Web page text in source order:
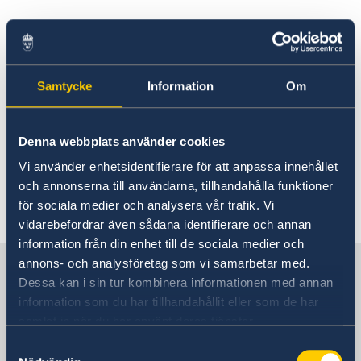
Samtycke Information Om
Denna webbplats använder cookies
Vi använder enhetsidentifierare för att anpassa innehållet
och annonserna till användarna, tillhandahålla funktioner
för sociala medier och analysera vår trafik. Vi
vidarebefordrar även sådana identifierare och annan
information från din enhet till de sociala medier och
annons- och analysföretag som vi samarbetar med.
Dessa kan i sin tur kombinera informationen med annan
information som du har tillhandahållit eller som de har
Regeringens utrikesdeklaration för
2021 presenterad
02 okt. 2020
Sveriges statsminister
uppmärksammar 25 års jubileet av
Pekingplattformen
1 2 3 »
Sverige i Österrike
Sveriges ambassad